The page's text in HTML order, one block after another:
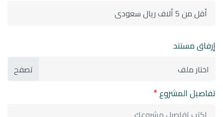
إرفاق مستند
اختار ملف
تفاصيل المشروع*